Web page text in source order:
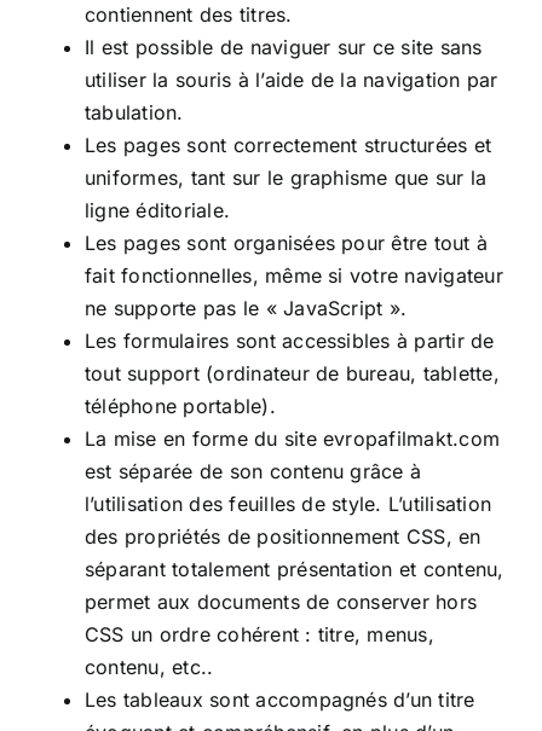
contiennent des titres.
Il est possible de naviguer sur ce site sans
utiliser la souris à l’aide de la navigation par
tabulation.
Les pages sont correctement structurées et
uniformes, tant sur le graphisme que sur la
ligne éditoriale.
Les pages sont organisées pour être tout à
fait fonctionnelles, même si votre navigateur
ne supporte pas le « JavaScript ».
Les formulaires sont accessibles à partir de
tout support (ordinateur de bureau, tablette,
téléphone portable).
La mise en forme du site evropafilmakt.com
est séparée de son contenu grâce à
l’utilisation des feuilles de style. L’utilisation
des propriétés de positionnement CSS, en
séparant totalement présentation et contenu,
permet aux documents de conserver hors
CSS un ordre cohérent : titre, menus,
contenu, etc..
Les tableaux sont accompagnés d’un titre